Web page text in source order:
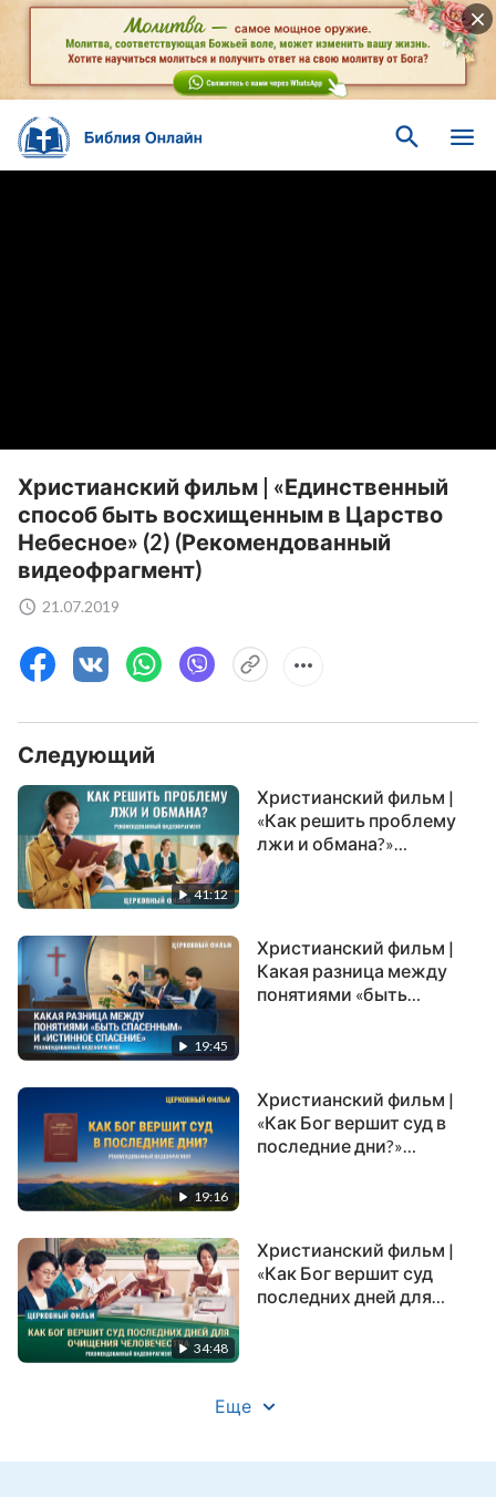
Христианский фильм | «Единственный
способ быть восхищенным в Царство
Небесное» (2) (Рекомендованный
видеофрагмент)
21.07.2019
Следующий
41:12
Христианский фильм |
«Как решить проблему
лжи и обмана?»
19:45
Христианский фильм |
Какая разница между
понятиями «быть
19:16
Христианский фильм |
«Как Бог вершит суд в
последние дни?»
34:48
Христианский фильм |
«Как Бог вершит суд
последних дней для
Еще